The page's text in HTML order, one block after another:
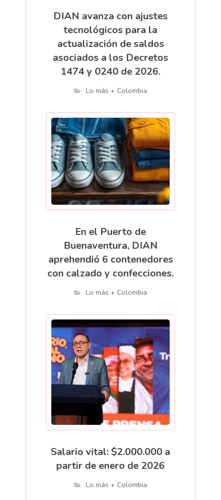
DIAN avanza con ajustes
tecnológicos para la
actualización de saldos
asociados a los Decretos
1474 y 0240 de 2026.
Lo más + Colombia
En el Puerto de
Buenaventura, DIAN
aprehendió 6 contenedores
con calzado y confecciones.
Lo más + Colombia
Salario vital: $2.000.000 a
partir de enero de 2026
Lo más + Colombia